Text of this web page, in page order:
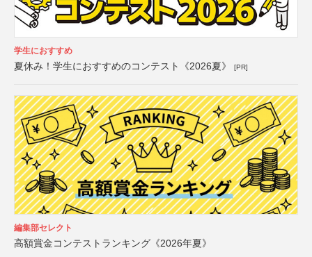
学生におすすめ
夏休み！学生におすすめのコンテスト《2026夏》 [PR]
編集部セレクト
高額賞金コンテストランキング《2026年夏》